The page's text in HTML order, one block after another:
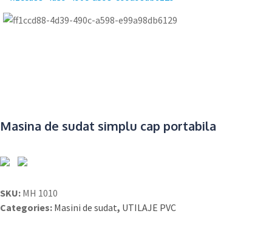
Masina de sudat simplu cap portabila
SKU: MH 1010
Categories: Masini de sudat, UTILAJE PVC